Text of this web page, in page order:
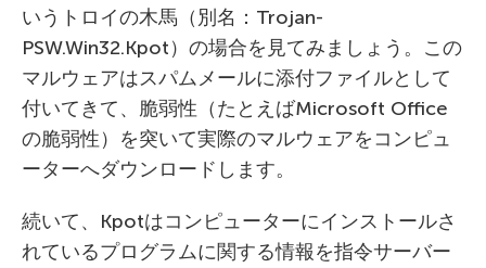
いうトロイの木馬（別名：Trojan-
PSW.Win32.Kpot）の場合を見てみましょう。この
マルウェアはスパムメールに添付ファイルとして
付いてきて、脆弱性（たとえばMicrosoft Office
の脆弱性）を突いて実際のマルウェアをコンピュ
ーターへダウンロードします。
続いて、Kpotはコンピューターにインストールさ
れているプログラムに関する情報を指令サーバー